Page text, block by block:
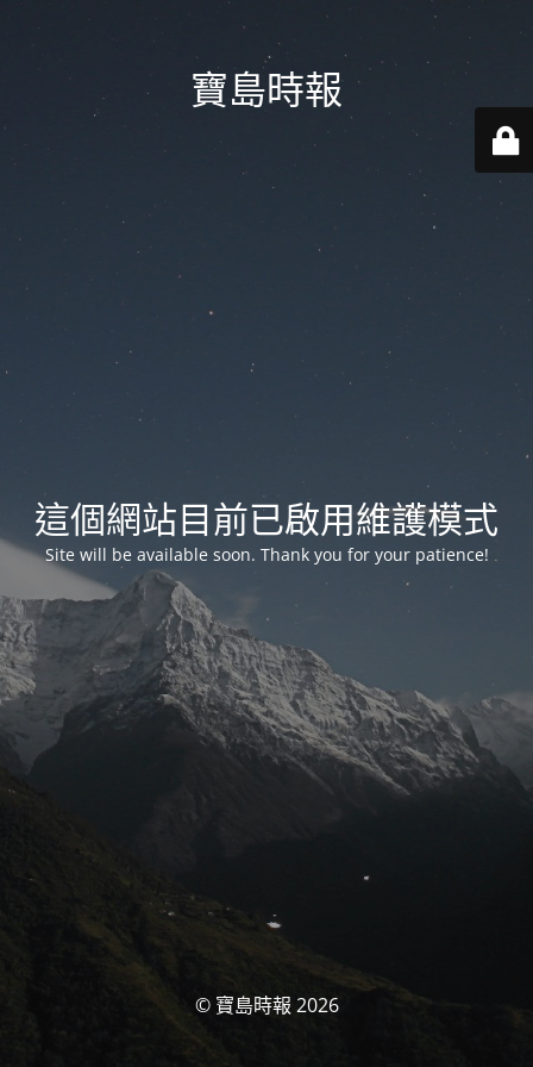
寶島時報
這個網站目前已啟用維護模式
Site will be available soon. Thank you for your patience!
© 寶島時報 2026